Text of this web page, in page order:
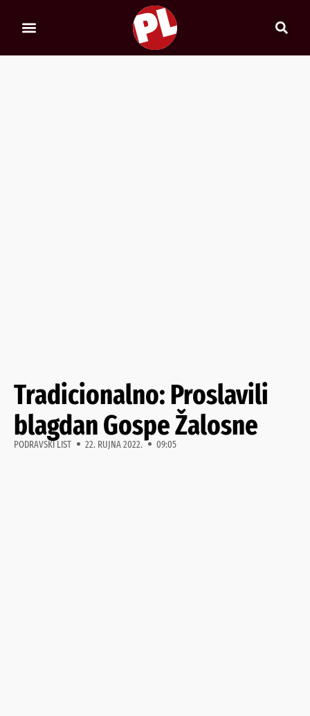
Tradicionalno: Proslavili
blagdan Gospe Žalosne
PODRAVSKI LIST 22. RUJNA 2022. 09:05